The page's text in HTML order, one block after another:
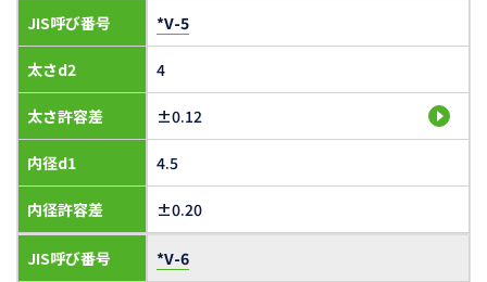
JIS呼び番号
太さd2
太さ許容差
内径d1
内径許容差
*V-5
4
±0.12
4.5
±0.20
JIS呼び番号 *V-6